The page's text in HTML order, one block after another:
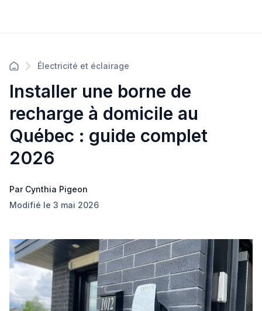
Électricité et éclairage
Installer une borne de
recharge à domicile au
Québec : guide complet
2026
Par Cynthia Pigeon
Modifié le 3 mai 2026